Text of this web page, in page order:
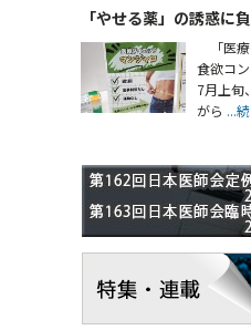
「やせる薬」の誘惑に
「医療
食欲コ
7月上旬
がら ...